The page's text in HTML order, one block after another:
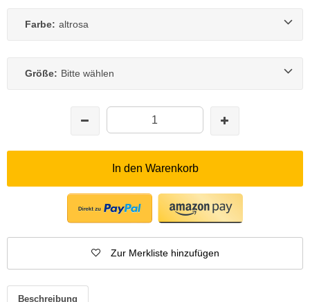
Farbe: altrosa
Größe: Bitte wählen
In den Warenkorb
Zur Merkliste hinzufügen
Beschreibung